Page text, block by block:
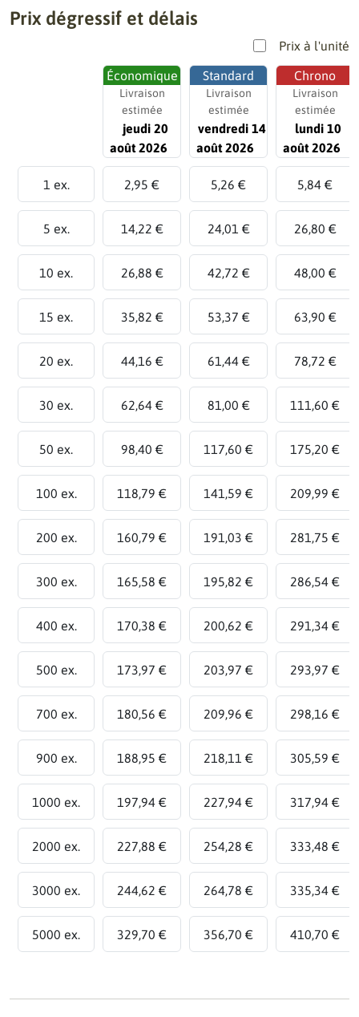
Prix dégressif et délais
Prix à l'unité
Économique
Livraison
estimée
jeudi 20
août 2026
Standard
Livraison
estimée
vendredi 14
août 2026
Chrono
Livraison
estimée
lundi 10
août 2026
1 ex. 2,95 € 5,26 € 5,84 €
5 ex. 14,22 € 24,01 € 26,80 €
10 ex. 26,88 € 42,72 € 48,00 €
15 ex. 35,82 € 53,37 € 63,90 €
20 ex. 44,16 € 61,44 € 78,72 €
30 ex. 62,64 € 81,00 € 111,60 €
50 ex. 98,40 € 117,60 € 175,20 €
100 ex. 118,79 € 141,59 € 209,99 €
200 ex. 160,79 € 191,03 € 281,75 €
300 ex. 165,58 € 195,82 € 286,54 €
400 ex. 170,38 € 200,62 € 291,34 €
500 ex. 173,97 € 203,97 € 293,97 €
700 ex. 180,56 € 209,96 € 298,16 €
900 ex. 188,95 € 218,11 € 305,59 €
1000 ex. 197,94 € 227,94 € 317,94 €
2000 ex. 227,88 € 254,28 € 333,48 €
3000 ex. 244,62 € 264,78 € 335,34 €
5000 ex. 329,70 € 356,70 € 410,70 €